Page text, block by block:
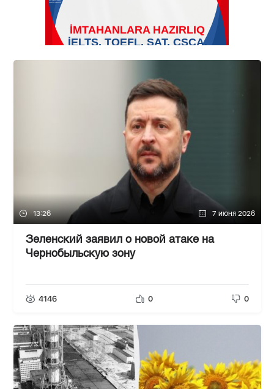
13:26 7 июня 2026
Зеленский заявил о новой атаке на
Чернобыльскую зону
4146 0 0